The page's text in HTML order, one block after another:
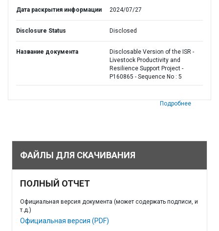
Дата раскрытия информации 2024/07/27
Disclosure Status Disclosed
Название документа
Disclosable Version of the ISR -
Livestock Productivity and
Resilience Support Project -
P160865 - Sequence No : 5
Подробнее
ФАЙЛЫ ДЛЯ СКАЧИВАНИЯ
ПОЛНЫЙ ОТЧЕТ
Официальная версия документа (может содержать подписи, и
т.д.)
Официальная версия (PDF)